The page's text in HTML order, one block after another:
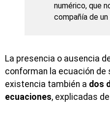
numérico, que
compañía de
La presencia o ausencia
conforman la ecuación de
existencia también a dos
ecuaciones, explicadas